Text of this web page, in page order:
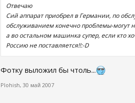
Отвечаю
Сий аппарат приобрел в Германии, по
обслуживанием конечно проблемы-могут
а во остальном машинка супер, если кто
Россию не поставляется!!:-D
Фотку выложил бы чтоль...
Plohish, 30 май 2007